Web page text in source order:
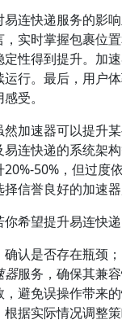
连快递服务的影
实时掌握包裹位
性得到提升。加
行。最后，用户
受。
加速器可以提升
连快递的系统架
50%，但过度
信誉良好的加速器
希望提升易连快
认是否存在瓶颈；
器服务，确保其兼
避免误操作带来的
据实际情况调整策